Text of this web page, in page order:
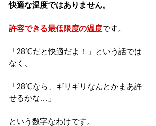
快適な温度ではありません。
許容できる最低限度の温度です。
「28℃だと快適だよ！」という話では
なく、
「28℃なら、ギリギリなんとかまあ許
せるかな…」
という数字なわけです。